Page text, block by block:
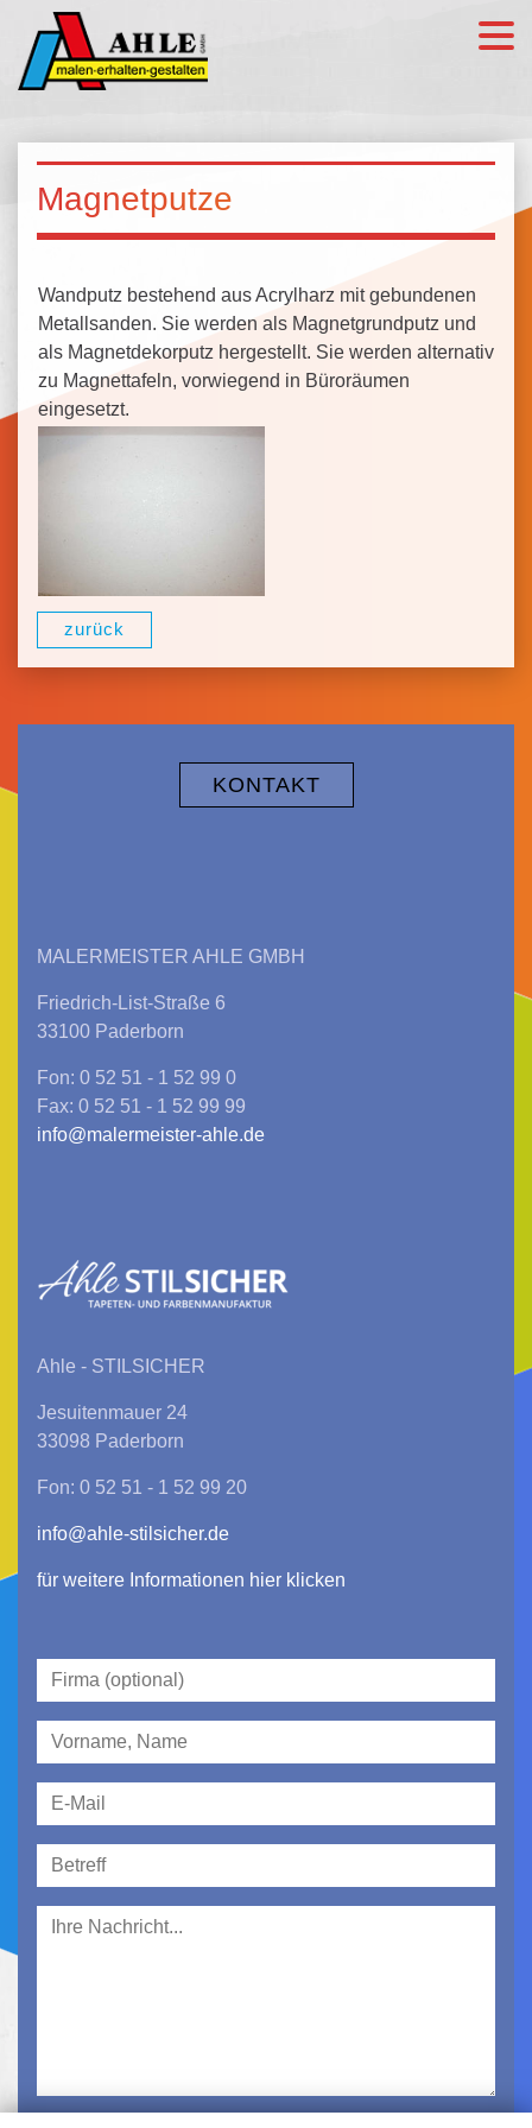
Magnetputze
Wandputz bestehend aus Acrylharz mit gebundenen
Metallsanden. Sie werden als Magnetgrundputz und
als Magnetdekorputz hergestellt. Sie werden alternativ
zu Magnettafeln, vorwiegend in Büroräumen
eingesetzt.
zurück
KONTAKT
MALERMEISTER AHLE GMBH
Friedrich-List-Straße 6
33100 Paderborn
Fon: 0 52 51 - 1 52 99 0
Fax: 0 52 51 - 1 52 99 99
info@malermeister-ahle.de
Ahle - STILSICHER
Jesuitenmauer 24
33098 Paderborn
Fon: 0 52 51 - 1 52 99 20
info@ahle-stilsicher.de
für weitere Informationen hier klicken